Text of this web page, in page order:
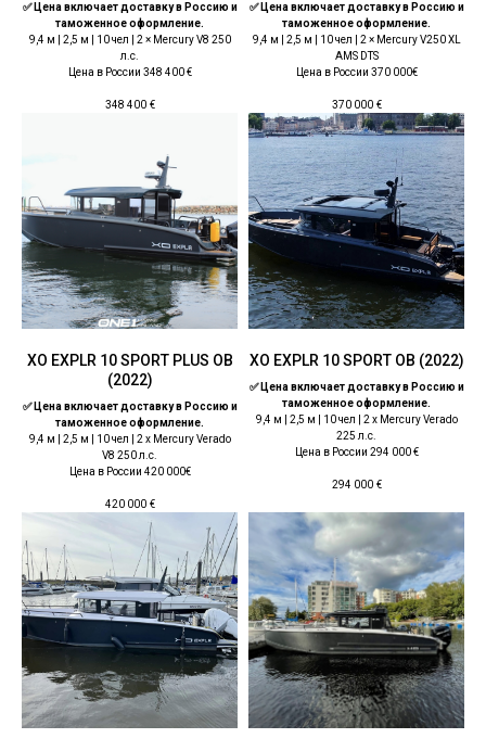
✅ Цена включает доставку в Россию и
таможенное оформление.
9,4 м | 2,5 м | 10 чел | 2 × Mercury V8 250
л.с.
Цена в России 348 400 €
348 400 €
✅ Цена включает доставку в Россию и
таможенное оформление.
9,4 м | 2,5 м | 10 чел | 2 × Mercury V250 XL
AMS DTS
Цена в России 370 000€
370 000 €
ХО EXPLR 10 SPORT PLUS OB
(2022)
✅ Цена включает доставку в Россию и
таможенное оформление.
9,4 м | 2,5 м | 10 чел | 2 x Mercury Verado
V8 250 л.с.
Цена в России 420 000€
420 000 €
ХО EXPLR 10 SPORT OB (2022)
✅ Цена включает доставку в Россию и
таможенное оформление.
9,4 м | 2,5 м | 10 чел | 2 x Mercury Verado
225 л.с.
Цена в России 294 000 €
294 000 €